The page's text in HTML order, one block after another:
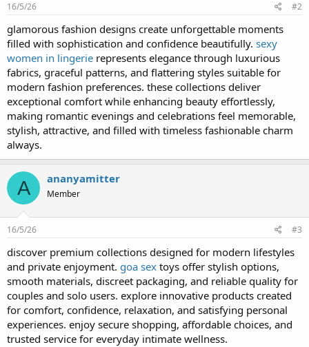
16/5/26 #2
glamorous fashion designs create unforgettable moments
filled with sophistication and confidence beautifully. sexy
women in lingerie represents elegance through luxurious
fabrics, graceful patterns, and flattering styles suitable for
modern fashion preferences. these collections deliver
exceptional comfort while enhancing beauty effortlessly,
making romantic evenings and celebrations feel memorable,
stylish, attractive, and filled with timeless fashionable charm
always.
A ananyamitter
Member
16/5/26 #3
discover premium collections designed for modern lifestyles
and private enjoyment. goa sex toys offer stylish options,
smooth materials, discreet packaging, and reliable quality for
couples and solo users. explore innovative products created
for comfort, confidence, relaxation, and satisfying personal
experiences. enjoy secure shopping, affordable choices, and
trusted service for everyday intimate wellness.